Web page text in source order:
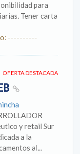
para
Tener carta
----------
OFERTA DESTACADA
y retail Sur
a la
al...